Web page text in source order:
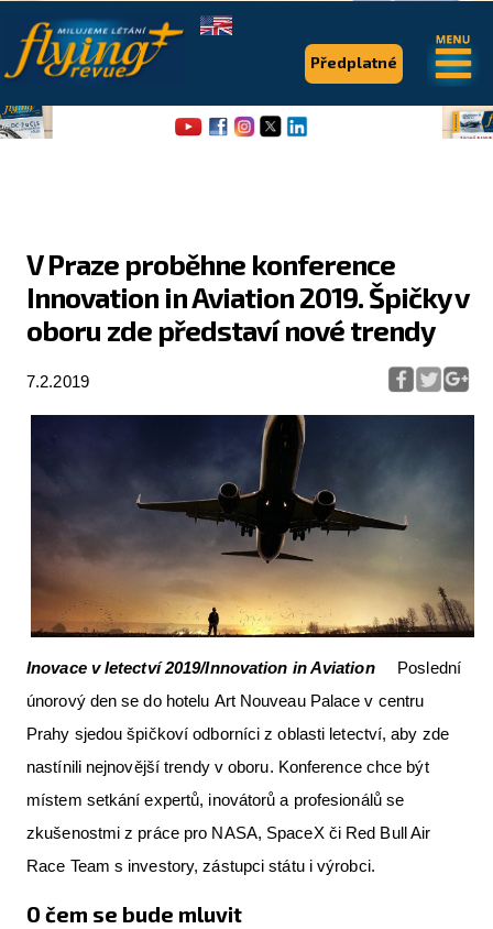
V Praze proběhne konference
Innovation in Aviation 2019. Špičky v
oboru zde představí nové trendy
7.2.2019
Inovace v letectví 2019/Innovation in Aviation
Poslední
únorový den se do hotelu Art Nouveau Palace v centru
Prahy sjedou špičkoví odborníci z oblasti letectví, aby zde
nastínili nejnovější trendy v oboru. Konference chce být
místem setkání expertů, inovátorů a profesionálů se
zkušenostmi z práce pro NASA, SpaceX či Red Bull Air
Race Team s investory, zástupci státu i výrobci.
O čem se bude mluvit
Předplatné
.
Flying Revue
Články
Pro piloty
Série & speciály
Letecká videa
Aktuální FR + archiv
Letecká muzea
The SAFE Guide app
Nabídky práce v letectví
Inzerujte s námi
E-SHOP